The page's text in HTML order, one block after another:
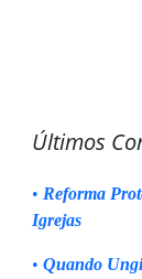
Últimos
• Reforma
Igrejas
• Quando